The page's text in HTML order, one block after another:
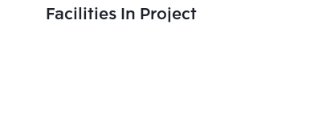
Facilities In Project